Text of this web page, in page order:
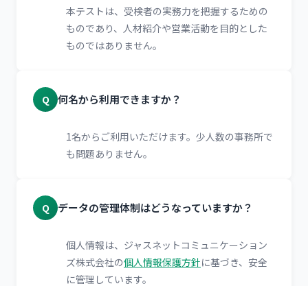
本テストは、受検者の実務力を把握するための
ものであり、人材紹介や営業活動を目的とした
ものではありません。
Q 何名から利用できますか？
1名からご利用いただけます。少人数の事務所で
も問題ありません。
Q データの管理体制はどうなっていますか？
個人情報は、ジャスネットコミュニケーション
ズ株式会社の個人情報保護方針に基づき、安全
に管理しています。